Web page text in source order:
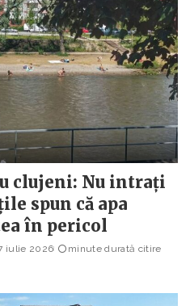
clujeni: Nu intrați
spun că apa
în pericol
iulie 2026
minute durată citire